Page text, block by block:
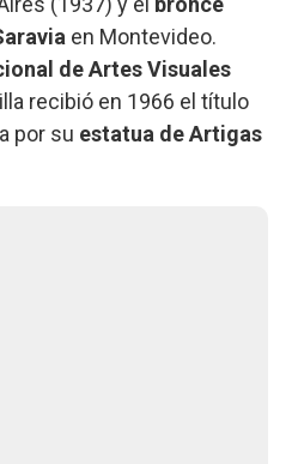
en Montevideo.
de Artes Visuales
recibió en 1966 el título
por su estatua de Artigas